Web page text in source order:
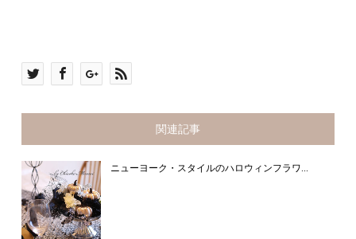
関連記事
ニューヨーク・スタイルのハロウィンフラワ...